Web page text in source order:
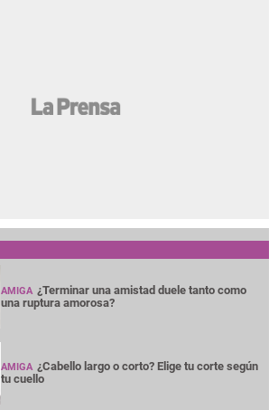
AMIGA ¿Terminar una amistad duele tanto como
una ruptura amorosa?
AMIGA ¿Cabello largo o corto? Elige tu corte según
tu cuello